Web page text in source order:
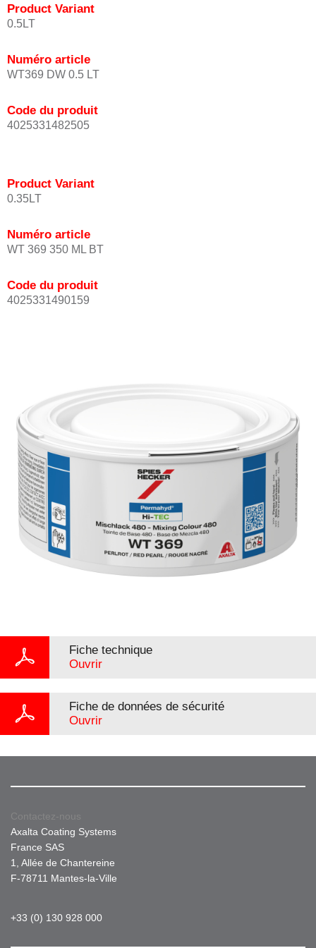
Product Variant
0.5LT
Numéro article
WT369 DW 0.5 LT
Code du produit
4025331482505
Product Variant
0.35LT
Numéro article
WT 369 350 ML BT
Code du produit
4025331490159
Fiche technique
Ouvrir
Fiche de données de sécurité
Ouvrir
Contactez-nous
Axalta Coating Systems
France SAS
1, Allée de Chantereine
F-78711 Mantes-la-Ville
+33 (0) 130 928 000